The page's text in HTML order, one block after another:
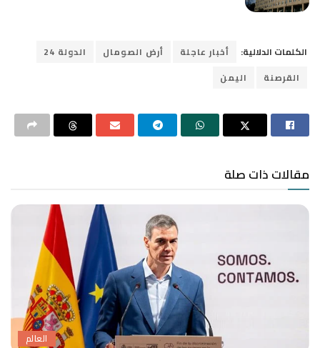
الكلمات الدلالية: أخبار عاجلة أرض الصومال
الدولة 24
القرصنة
اليمن
مقالات ذات صلة
العالم